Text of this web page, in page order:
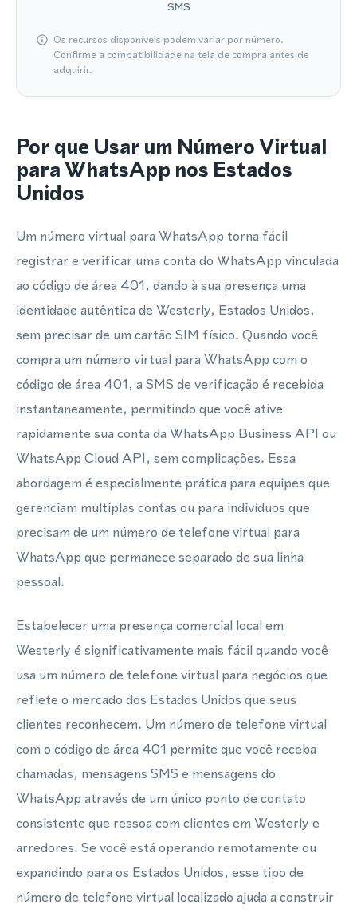
SMS
Os recursos disponíveis podem variar por número.
Confirme a compatibilidade na tela de compra antes de
adquirir.
Por que Usar um Número Virtual
para WhatsApp nos Estados
Unidos
Um número virtual para WhatsApp torna fácil
registrar e verificar uma conta do WhatsApp vinculada
ao código de área 401, dando à sua presença uma
identidade autêntica de Westerly, Estados Unidos,
sem precisar de um cartão SIM físico. Quando você
compra um número virtual para WhatsApp com o
código de área 401, a SMS de verificação é recebida
instantaneamente, permitindo que você ative
rapidamente sua conta da WhatsApp Business API ou
WhatsApp Cloud API, sem complicações. Essa
abordagem é especialmente prática para equipes que
gerenciam múltiplas contas ou para indivíduos que
precisam de um número de telefone virtual para
WhatsApp que permanece separado de sua linha
pessoal.
Estabelecer uma presença comercial local em
Westerly é significativamente mais fácil quando você
usa um número de telefone virtual para negócios que
reflete o mercado dos Estados Unidos que seus
clientes reconhecem. Um número de telefone virtual
com o código de área 401 permite que você receba
chamadas, mensagens SMS e mensagens do
WhatsApp através de um único ponto de contato
consistente que ressoa com clientes em Westerly e
arredores. Se você está operando remotamente ou
expandindo para os Estados Unidos, esse tipo de
número de telefone virtual localizado ajuda a construir